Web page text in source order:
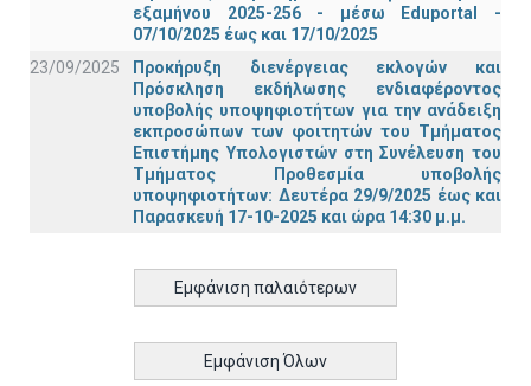
εξαμήνου 2025-256 - μέσω Εduportal -
07/10/2025 έως και 17/10/2025
23/09/2025
Προκήρυξη διενέργειας εκλογών και
Πρόσκληση εκδήλωσης ενδιαφέροντος
υποβολής υποψηφιοτήτων για την ανάδειξη
εκπροσώπων των φοιτητών του Τμήματος
Επιστήμης Υπολογιστών στη Συνέλευση του
Τμήματος Προθεσμία υποβολής
υποψηφιοτήτων: Δευτέρα 29/9/2025 έως και
Παρασκευή 17-10-2025 και ώρα 14:30 μ.μ.
Εμφάνιση παλαιότερων
Εμφάνιση Όλων